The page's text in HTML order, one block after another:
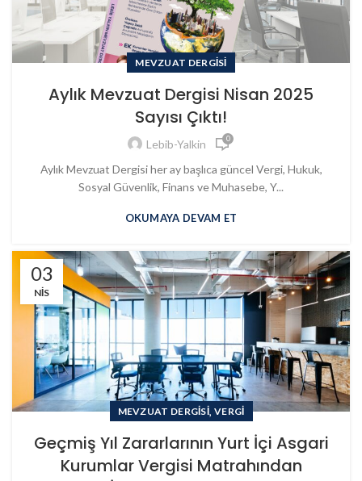
MEVZUAT DERGISI
Aylık Mevzuat Dergisi Nisan 2025
Sayısı Çıktı!
Lebib-Yalkin 0
Aylık Mevzuat Dergisi her ay başlıca güncel Vergi, Hukuk,
Sosyal Güvenlik, Finans ve Muhasebe, Y...
OKUMAYA DEVAM ET
03
NIS
MEVZUAT DERGISI, VERGI
Geçmiş Yıl Zararlarının Yurt İçi Asgari
Kurumlar Vergisi Matrahından